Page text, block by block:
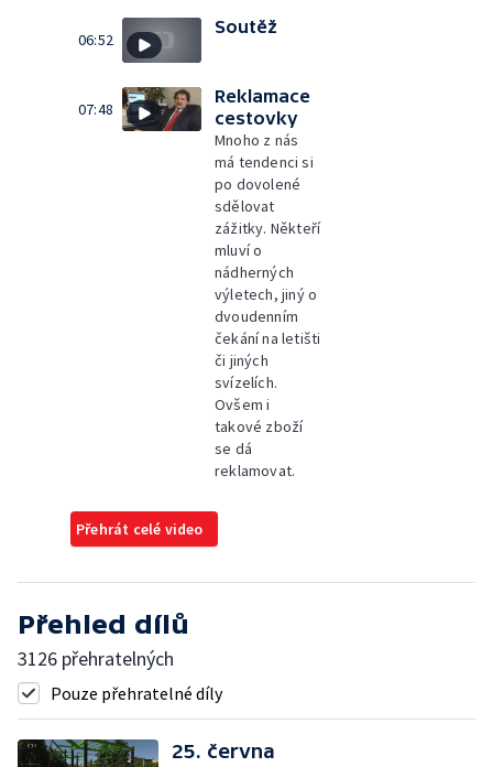
06:52
Soutěž
07:48
Reklamace
cestovky
Mnoho z nás
má tendenci si
po dovolené
sdělovat
zážitky. Někteří
mluví o
nádherných
výletech, jiný o
dvoudenním
čekání na letišti
či jiných
svízelích.
Ovšem i
takové zboží
se dá
reklamovat.
Přehrát celé video
Přehled dílů
3126 přehratelných
Pouze přehratelné díly
25. června